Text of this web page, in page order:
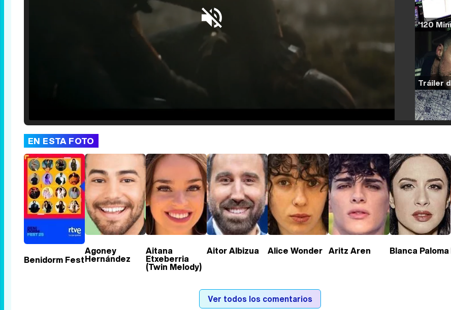
EN ESTA FOTO
Benidorm Fest
Agoney
Hernández
Aitana
Etxeberria
(Twin Melody)
Aitor Albizua Alice Wonder Aritz Aren Blanca Paloma
Ver todos los comentarios